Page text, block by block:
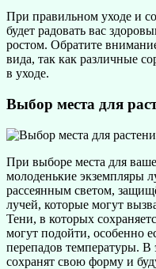
При правильном уходе и
будет радовать вас
ростом. Обратите
вида, так как различные
в уходе.
Выбор места для
При выборе места для
молоденькие экземпляры
рассеянным светом,
лучей, которые могут
Тени, в которых
могут подойти, особенно
перепадов температуры. В
сохранят свою форму и